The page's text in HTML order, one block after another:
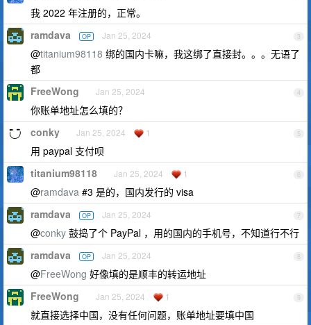
我 2022 年注册的，正常。
3
ramdava OP Jan 25, 2024
@titanium98118 绑的国内卡嘛，我这绑了直接封。。。无语了
都
4
FreeWong Jan 25, 2024
你账单地址怎么填的？
5
conky Jan 25, 2024 1
用 paypal 支付呗
6
titanium98118 Jan 25, 2024 1
@ramdava #3 是的，国内发行的 visa
7
ramdava OP Jan 25, 2024
@conky 鼓捣了个 PayPal ，用的国内的手机号，不知道行不行
8
ramdava OP Jan 25, 2024
@FreeWong 好像填的是顺丰的转运地址
9
FreeWong Jan 25, 2024 1
就直接选择中国，没有任何问题，账单地址要填中国